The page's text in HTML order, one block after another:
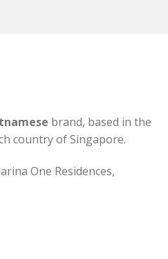
brand, based in the
country of Singapore.
One Residences,